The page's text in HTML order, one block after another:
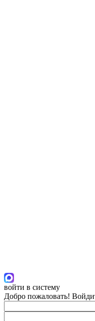
войти в систему
Добро пожаловать!